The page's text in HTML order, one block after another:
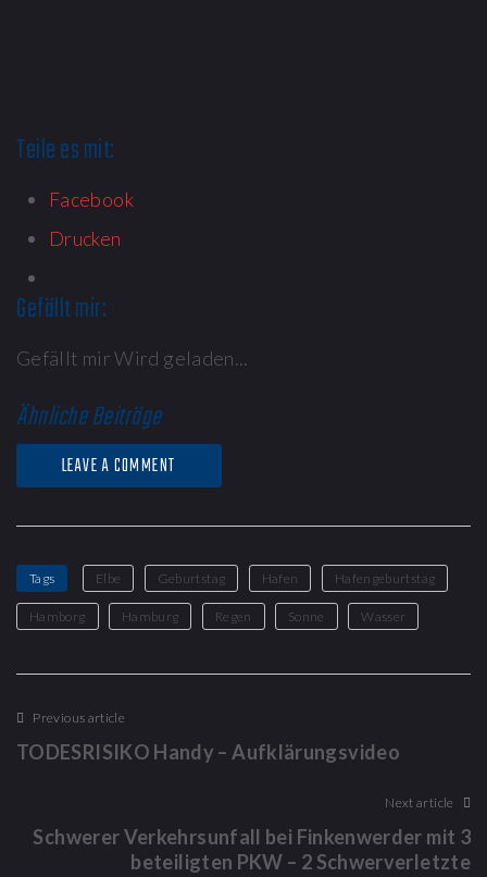
Teile es mit:
Facebook
Drucken
Gefällt mir:
Gefällt mirWird geladen...
Ähnliche Beiträge
LEAVE A COMMENT
Tags Elbe Geburtstag Hafen Hafengeburtstag
Hamborg Hamburg Regen Sonne Wasser
Previous article
TODESRISIKO Handy – Aufklärungsvideo
Next article
Schwerer Verkehrsunfall bei Finkenwerder mit 3
beteiligten PKW – 2 Schwerverletzte